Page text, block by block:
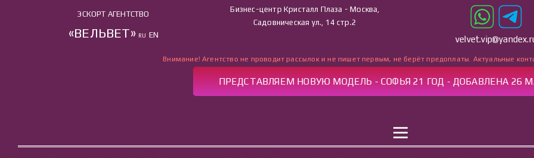
ЭСКОРТ АГЕНТСТВО
«ВЕЛЬВЕТ» RU EN
Бизнес-центр Кристалл Плаза - Москва,
Садовническая ул., 14 стр.2
Внимание! Агентство не проводит рассылок и не пишет первым, не берёт предоплаты. Актуальные
ПРЕДСТАВЛЯЕМ НОВУЮ МОДЕЛЬ - СОФЬЯ 21 ГОД - ДОБАВЛЕНА 26